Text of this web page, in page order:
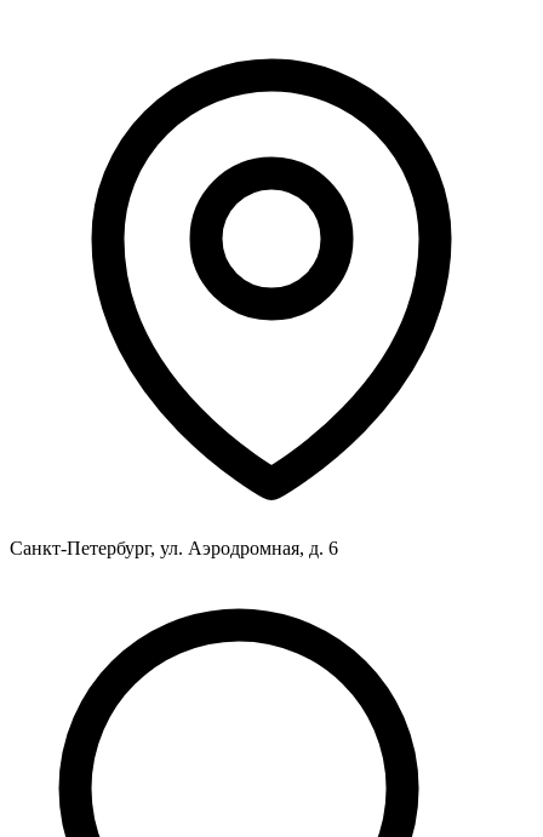
Санкт-Петербург, ул. Аэродромная, д. 6